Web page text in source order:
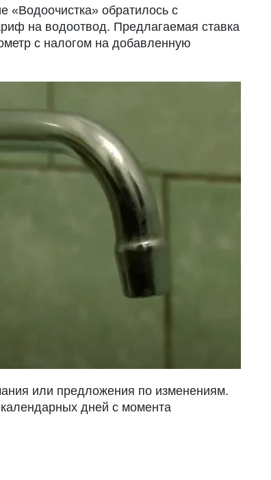
«Водоочистка» обратилось с
на водоотвод. Предлагаемая ставка
с налогом на добавленную
или предложения по изменениям.
дней с момента